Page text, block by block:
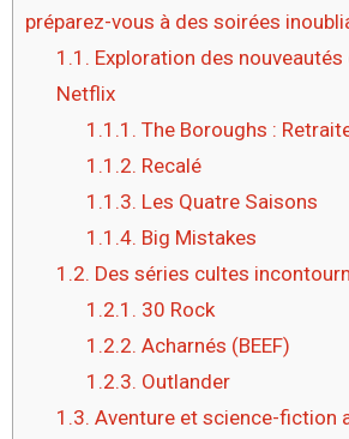
préparez-vous à des soirées
1.1. Exploration des
Netflix
1.1.1. The Boroughs :
1.1.2. Recalé
1.1.3. Les Quatre Saisons
1.1.4. Big Mistakes
1.2. Des séries cultes
1.2.1. 30 Rock
1.2.2. Acharnés (BEEF)
1.2.3. Outlander
1.3. Aventure et science-fiction